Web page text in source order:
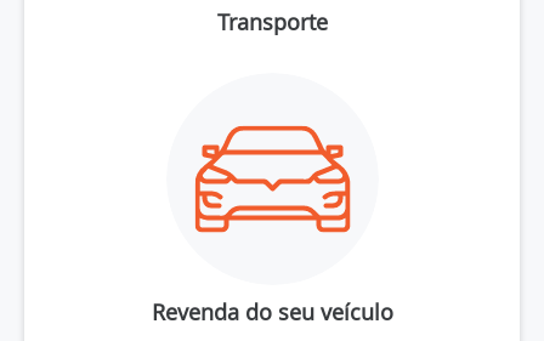
Transporte
Revenda do seu veículo